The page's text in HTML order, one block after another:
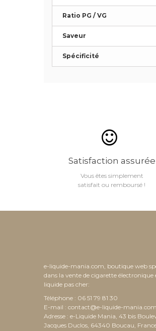
Ratio PG / VG
Saveur
Spécificité
Satisfaction assurée
Vous êtes simplement
satisfait ou remboursé !
e-liquide-mania.com, boutique web
dans la vente de cigarette électronique
liquide pas cher:
Téléphone : 06 51 79 81 30
E-mail : contact@e-liquide-mania.com
Adresse : e-Liquide Mania, 43 bis
Jacques Duclos, 64340 Boucau,